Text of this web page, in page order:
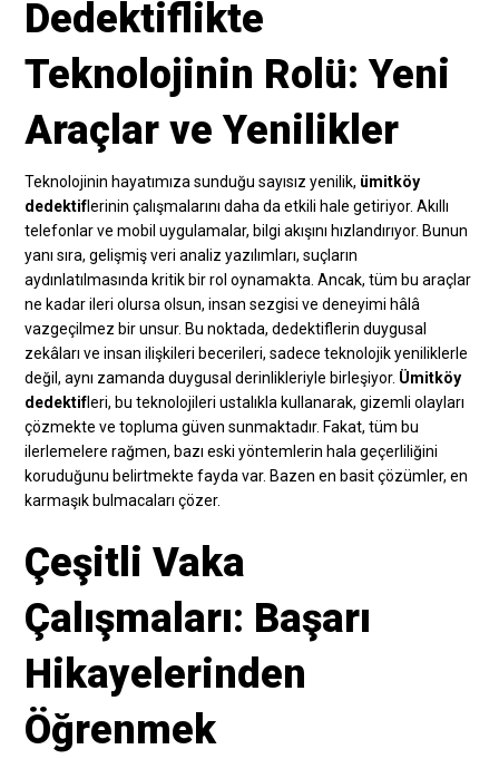
Dedektiflikte
Teknolojinin Rolü: Yeni
Araçlar ve Yenilikler
Teknolojinin hayatımıza sunduğu sayısız yenilik, ümitköy
dedektiflerinin çalışmalarını daha da etkili hale getiriyor. Akıllı
telefonlar ve mobil uygulamalar, bilgi akışını hızlandırıyor. Bunun
yanı sıra, gelişmiş veri analiz yazılımları, suçların
aydınlatılmasında kritik bir rol oynamakta. Ancak, tüm bu araçlar
ne kadar ileri olursa olsun, insan sezgisi ve deneyimi hâlâ
vazgeçilmez bir unsur. Bu noktada, dedektiflerin duygusal
zekâları ve insan ilişkileri becerileri, sadece teknolojik yeniliklerle
değil, aynı zamanda duygusal derinlikleriyle birleşiyor. Ümitköy
dedektifleri, bu teknolojileri ustalıkla kullanarak, gizemli olayları
çözmekte ve topluma güven sunmaktadır. Fakat, tüm bu
ilerlemelere rağmen, bazı eski yöntemlerin hala geçerliliğini
koruduğunu belirtmekte fayda var. Bazen en basit çözümler, en
karmaşık bulmacaları çözer.
Çeşitli Vaka
Çalışmaları: Başarı
Hikayelerinden
Öğrenmek